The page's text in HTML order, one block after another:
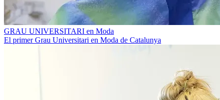
GRAU UNIVERSITARI en Moda
El primer Grau Universitari en Moda de Catalunya